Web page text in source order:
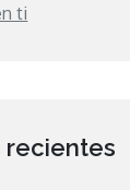
ti
recientes